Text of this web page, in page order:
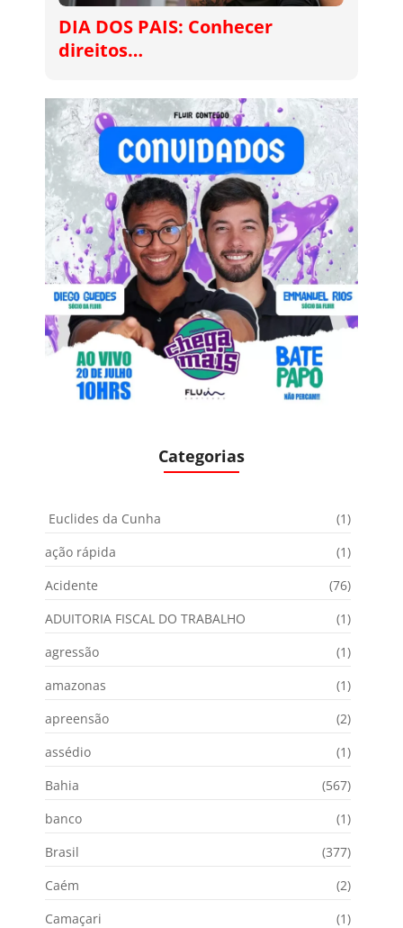
DIA DOS PAIS: Conhecer
direitos…
Categorias
Euclides da Cunha
(1)
ação rápida
(1)
Acidente
(76)
ADUITORIA FISCAL DO TRABALHO
(1)
agressão
(1)
amazonas
(1)
apreensão
(2)
assédio
(1)
Bahia
(567)
banco
(1)
Brasil
(377)
Caém
(2)
Camaçari
(1)